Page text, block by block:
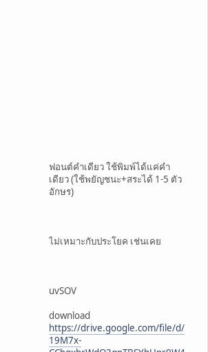
ฟอนต์คำเดียว ใช้พิมพ์ได้แค่คำ
เดียว (ใช้พยัญชนะ+สระได้ 1-5 ตัว
อักษร)
ไม่เหมาะกับประโยค เช่นเคย
uvSOV
download
https://drive.google.com/file/d/
19M7x-